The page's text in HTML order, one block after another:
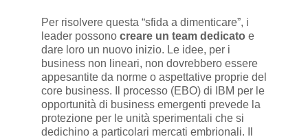
Per risolvere questa “sfida a dimenticare”, i
leader possono creare un team dedicato e
dare loro un nuovo inizio. Le idee, per i
business non lineari, non dovrebbero essere
appesantite da norme o aspettative proprie del
core business. Il processo (EBO) di IBM per le
opportunità di business emergenti prevede la
protezione per le unità sperimentali che si
dedichino a particolari mercati embrionali. Il